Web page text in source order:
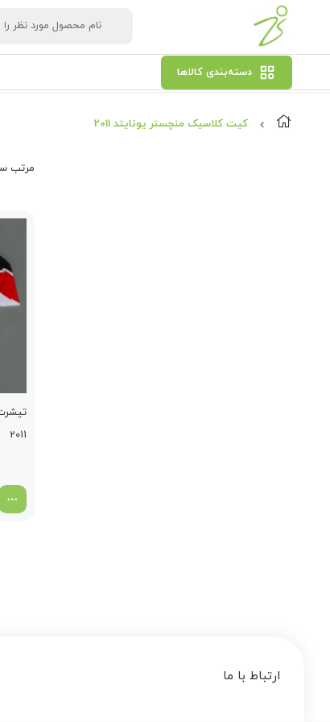
دسته‌بندی کالاها
کیت کلاسیک منچستر یونایتد 2011
مرتب‌
2011
ارتباط با ما